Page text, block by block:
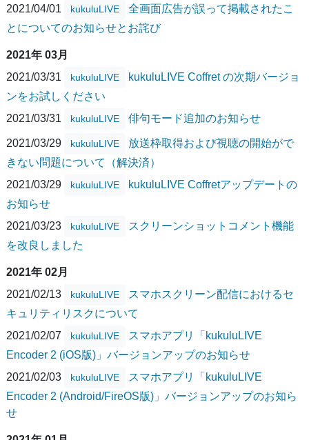
2021/04/01
kukuluLIVE
全画面広告が誤って掲載されたこ
とについてのお知らせとお詫び
2021年 03月
2021/03/31
kukuluLIVE
kukuluLIVE Coffret の次期バージョ
ンをお試しください
2021/03/31
kukuluLIVE 俳句モード追加のお知らせ
2021/03/29 kukuluLIVE
放送枠取得および視聴の開始がで
きない問題について（解決済）
2021/03/29
kukuluLIVE
kukuluLIVE Coffretアップデートの
お知らせ
2021/03/23
kukuluLIVE
スクリーンショットコメント機能
を改良しました
2021年 02月
2021/02/13
kukuluLIVE
スマホスクリーン配信におけるセ
キュリティリスクについて
2021/02/07
kukuluLIVE
スマホアプリ「kukuluLIVE
Encoder 2 (iOS版)」バージョンアップのお知らせ
2021/02/03
kukuluLIVE
スマホアプリ「kukuluLIVE
Encoder 2 (Android/FireOS版)」バージョンアップのお知ら
せ